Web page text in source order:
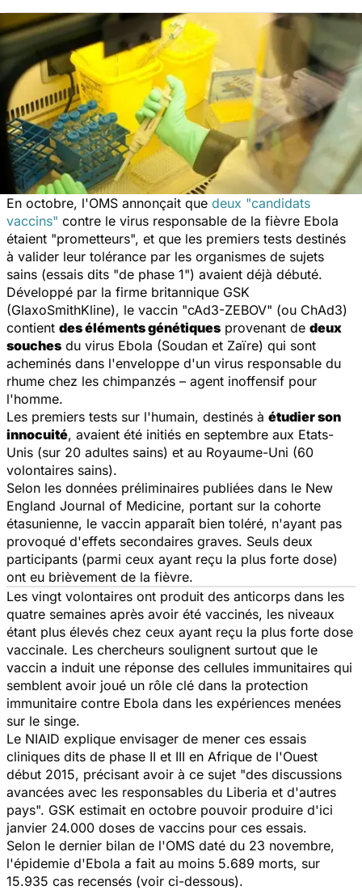
En octobre, l'OMS annonçait que deux "candidats
vaccins" contre le virus responsable de la fièvre Ebola
étaient "prometteurs", et que les premiers tests destinés
à valider leur tolérance par les organismes de sujets
sains (essais dits "de phase 1") avaient déjà débuté.
Développé par la firme britannique GSK
(GlaxoSmithKline), le vaccin "cAd3-ZEBOV" (ou ChAd3)
contient des éléments génétiques provenant de deux
souches du virus Ebola (Soudan et Zaïre) qui sont
acheminés dans l'enveloppe d'un virus responsable du
rhume chez les chimpanzés – agent inoffensif pour
l'homme.
Les premiers tests sur l'humain, destinés à étudier son
innocuité, avaient été initiés en septembre aux Etats-
Unis (sur 20 adultes sains) et au Royaume-Uni (60
volontaires sains).
Selon les données préliminaires publiées dans le New
England Journal of Medicine, portant sur la cohorte
étasunienne, le vaccin apparaît bien toléré, n'ayant pas
provoqué d'effets secondaires graves. Seuls deux
participants (parmi ceux ayant reçu la plus forte dose)
ont eu brièvement de la fièvre.
Les vingt volontaires ont produit des anticorps dans les
quatre semaines après avoir été vaccinés, les niveaux
étant plus élevés chez ceux ayant reçu la plus forte dose
vaccinale. Les chercheurs soulignent surtout que le
vaccin a induit une réponse des cellules immunitaires qui
semblent avoir joué un rôle clé dans la protection
immunitaire contre Ebola dans les expériences menées
sur le singe.
Le NIAID explique envisager de mener ces essais
cliniques dits de phase II et III en Afrique de l'Ouest
début 2015, précisant avoir à ce sujet "des discussions
avancées avec les responsables du Liberia et d'autres
pays". GSK estimait en octobre pouvoir produire d'ici
janvier 24.000 doses de vaccins pour ces essais.
Selon le dernier bilan de l'OMS daté du 23 novembre,
l'épidemie d'Ebola a fait au moins 5.689 morts, sur
15.935 cas recensés (voir ci-dessous).